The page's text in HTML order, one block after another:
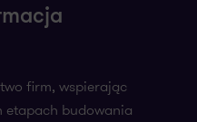
firm, wspierając
etapach budowania